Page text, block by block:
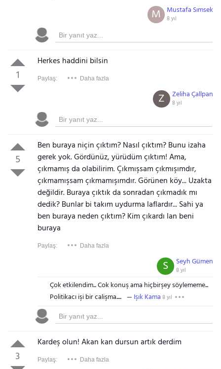
Mustafa Sımsek
8 yıl
M
1
Herkes haddini bilsin
Paylaş: Daha fazla
Zeliha Çallpan
8 yıl
Z
5
Ben buraya niçin çıktım? Nasıl çıktım? Bunu izaha
gerek yok. Gördünüz, yürüdüm çıktım! Ama,
çıkmamış da olabilirim. Çıkmışsam çıkmışımdır,
çıkmamışsam çıkmamışımdır. Görünen köy... Uzakta
değildir. Buraya çıktık da sonradan çıkmadık mı
dedik? Bunlar bi takım uydurma laflardır... Sahi ya
ben buraya neden çıktım? Kim çıkardı lan beni
buraya
Paylaş: Daha fazla
Seyh Gümen
8 yıl
S
Çok etkilendim... Cok konuş ama hiçbirşey söylememe...
Politikacı işi bir calişma.....
Işık Kama 8 yıl
3
Kardeş olun! Akan kan dursun artık derdim
Paylaş: Daha fazla